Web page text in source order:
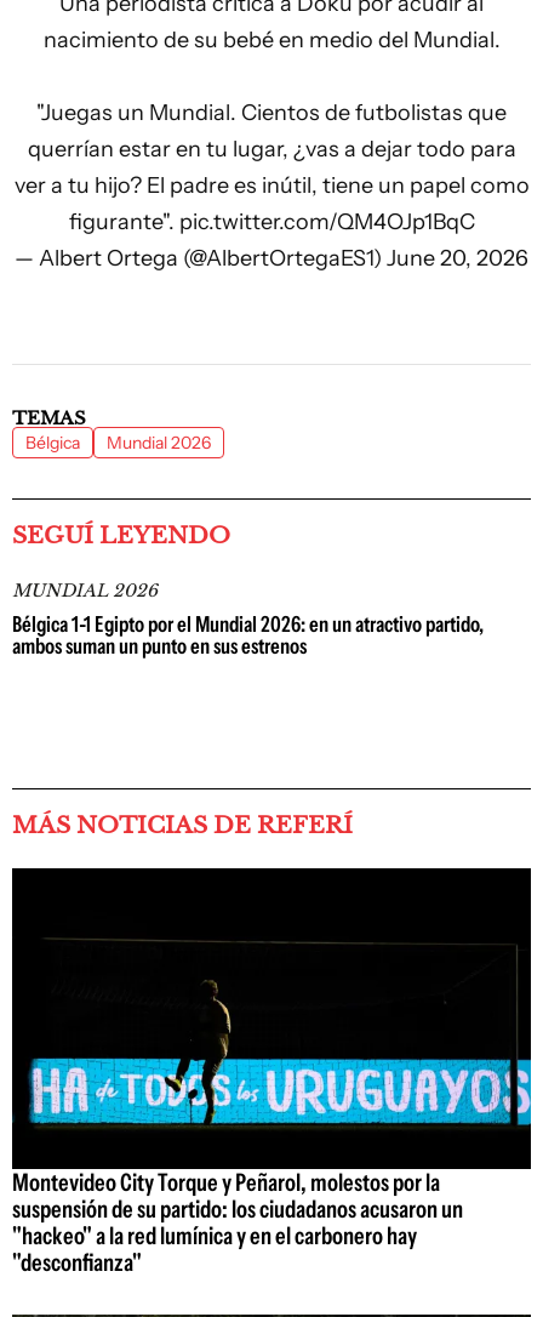
nacimiento de su bebé en medio del Mundial.
"Juegas un Mundial. Cientos de futbolistas que
querrían estar en tu lugar, ¿vas a dejar todo para
ver a tu hijo? El padre es inútil, tiene un papel como
figurante". pic.twitter.com/QM4OJp1BqC
— Albert Ortega (@AlbertOrtegaES1) June 20, 2026
TEMAS
Bélgica Mundial 2026
SEGUÍ LEYENDO
MUNDIAL 2026
Bélgica 1-1 Egipto por el Mundial 2026: en un atractivo partido,
ambos suman un punto en sus estrenos
MÁS NOTICIAS DE REFERÍ
Montevideo City Torque y Peñarol, molestos por la
suspensión de su partido: los ciudadanos acusaron un
"hackeo" a la red lumínica y en el carbonero hay
"desconfianza"